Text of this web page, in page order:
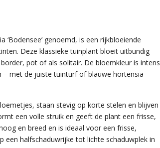
‘Bodensee’ genoemd, is een rijkbloeiende
Deze klassieke tuinplant bloeit uitbundig
pot of als solitair. De bloemkleur is intens
met de juiste tuinturf of blauwe hortensia-
staan stevig op korte stelen en blijven
een volle struik en geeft de plant een frisse,
en breed en is ideaal voor een frisse,
halfschaduwrijke tot lichte schaduwplek in